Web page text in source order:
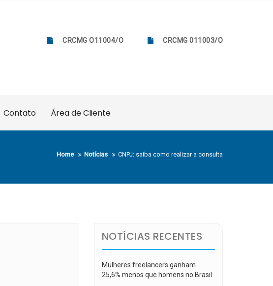
CRCMG O11004/O CRCMG 011003/O
Contato Área de Cliente
Home Notícias CNPJ: saiba como realizar a consulta
NOTÍCIAS RECENTES
Mulheres freelancers ganham
25,6% menos que homens no Brasil